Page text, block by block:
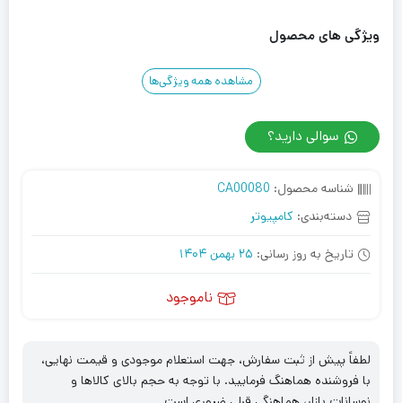
ویژگی های محصول
مشاهده همه ویژگی‌ها
سوالی دارید؟
شناسه محصول: CA00080
دسته‌بندی: کامپیوتر
تاریخ به روز رسانی: 25 بهمن 1404
ناموجود
لطفاً پیش از ثبت سفارش، جهت استعلام موجودی و قیمت نهایی،
با فروشنده هماهنگ فرمایید. با توجه به حجم بالای کالاها و